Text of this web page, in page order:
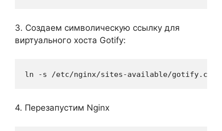
3. Создаем символическую ссылку для
виртуального хоста Gotify:
ln -s /etc/nginx/sites-available/
4. Перезапустим Nginx